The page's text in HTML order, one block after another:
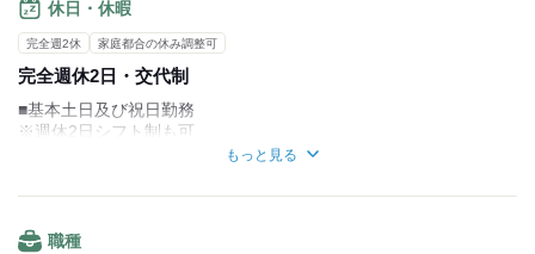
倉庫・営業所に集合
担当エリアの荷物の積込
↓
配達開始
専用アプリ地図で配達先を確認
↓
帰宅
休日・休暇
完全週2休 家庭都合の休み調整可
完全週休2日・交代制
■基本土日及び祝日勤務
※週休2日シフト制も可
1週間毎での提出
■連休も取得可能
もっと見る
職種